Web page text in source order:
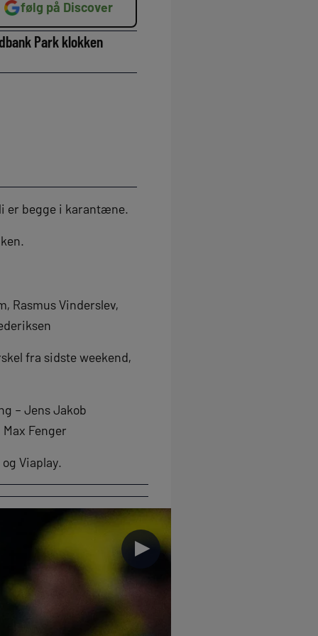
følg på Discover
Park klokken
er begge i karantæne.
Rasmus Vinderslev,
fra sidste weekend,
– Jens Jakob
Fenger
Viaplay.
►